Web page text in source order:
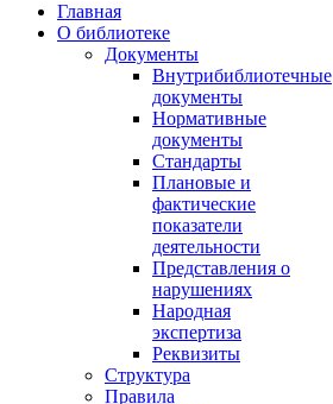
Главная
О библиотеке
Документы
Внутрибиблиотечные
документы
Нормативные
документы
Стандарты
Плановые и
фактические
показатели
деятельности
Представления о
нарушениях
Народная
экспертиза
Реквизиты
Структура
Правила